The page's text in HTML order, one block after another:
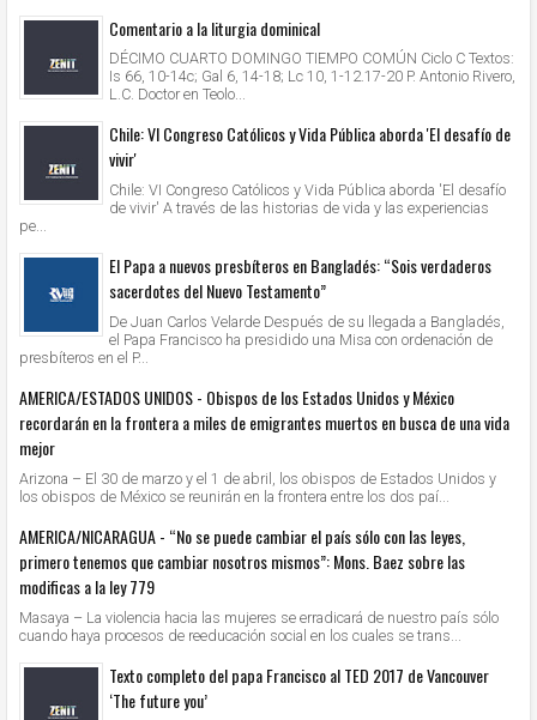
Comentario a la liturgia dominical
DÉCIMO CUARTO DOMINGO TIEMPO COMÚN Ciclo C Textos:
Is 66, 10-14c; Gal 6, 14-18; Lc 10, 1-12.17-20 P. Antonio Rivero,
L.C. Doctor en Teolo...
Chile: VI Congreso Católicos y Vida Pública aborda 'El desafío de
vivir'
Chile: VI Congreso Católicos y Vida Pública aborda 'El desafío
de vivir' A través de las historias de vida y las experiencias
pe...
El Papa a nuevos presbíteros en Bangladés: “Sois verdaderos
sacerdotes del Nuevo Testamento”
De Juan Carlos Velarde Después de su llegada a Bangladés,
el Papa Francisco ha presidido una Misa con ordenación de
presbíteros en el P...
AMERICA/ESTADOS UNIDOS - Obispos de los Estados Unidos y México
recordarán en la frontera a miles de emigrantes muertos en busca de una vida
mejor
Arizona – El 30 de marzo y el 1 de abril, los obispos de Estados Unidos y
los obispos de México se reunirán en la frontera entre los dos paí...
AMERICA/NICARAGUA - “No se puede cambiar el país sólo con las leyes,
primero tenemos que cambiar nosotros mismos”: Mons. Baez sobre las
modificas a la ley 779
Masaya – La violencia hacia las mujeres se erradicará de nuestro país sólo
cuando haya procesos de reeducación social en los cuales se trans...
Texto completo del papa Francisco al TED 2017 de Vancouver
‘The future you’